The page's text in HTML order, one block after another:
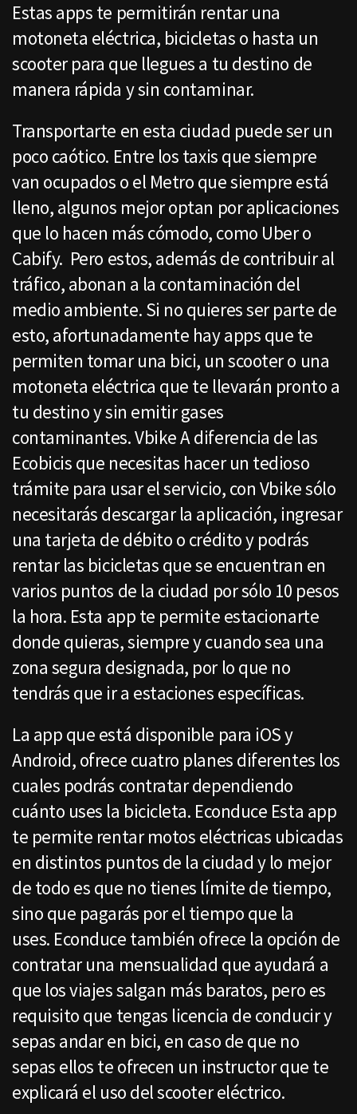
Estas apps te permitirán rentar una
motoneta eléctrica, bicicletas o hasta un
scooter para que llegues a tu destino de
manera rápida y sin contaminar.
Transportarte en esta ciudad puede ser un
poco caótico. Entre los taxis que siempre
van ocupados o el Metro que siempre está
lleno, algunos mejor optan por aplicaciones
que lo hacen más cómodo, como Uber o
Cabify. Pero estos, además de contribuir al
tráfico, abonan a la contaminación del
medio ambiente. Si no quieres ser parte de
esto, afortunadamente hay apps que te
permiten tomar una bici, un scooter o una
motoneta eléctrica que te llevarán pronto a
tu destino y sin emitir gases
contaminantes. Vbike A diferencia de las
Ecobicis que necesitas hacer un tedioso
trámite para usar el servicio, con Vbike sólo
necesitarás descargar la aplicación, ingresar
una tarjeta de débito o crédito y podrás
rentar las bicicletas que se encuentran en
varios puntos de la ciudad por sólo 10 pesos
la hora. Esta app te permite estacionarte
donde quieras, siempre y cuando sea una
zona segura designada, por lo que no
tendrás que ir a estaciones específicas.
La app que está disponible para iOS y
Android, ofrece cuatro planes diferentes los
cuales podrás contratar dependiendo
cuánto uses la bicicleta. Econduce Esta app
te permite rentar motos eléctricas ubicadas
en distintos puntos de la ciudad y lo mejor
de todo es que no tienes límite de tiempo,
sino que pagarás por el tiempo que la
uses. Econduce también ofrece la opción de
contratar una mensualidad que ayudará a
que los viajes salgan más baratos, pero es
requisito que tengas licencia de conducir y
sepas andar en bici, en caso de que no
sepas ellos te ofrecen un instructor que te
explicará el uso del scooter eléctrico.